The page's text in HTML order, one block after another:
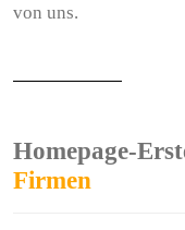
von uns.
Homepage-
Firmen